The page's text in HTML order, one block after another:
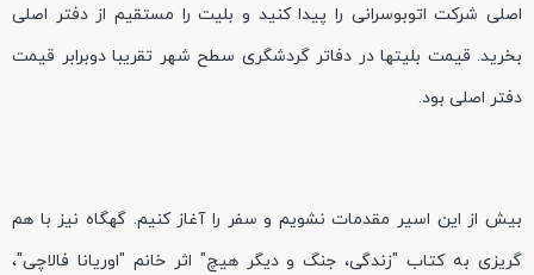
اصلی شرکت اتوبوسرانی را پیدا کنید و بلیت را مستقیم از دفتر اصلی
بخرید. قیمت بلیتها در دفاتر گردشگری سطح شهر تقریبا دوبرابر قیمت
دفتر اصلی بود.
بیش از این اسیر مقدمات نشویم و سفر را آغاز کنیم. گهگاه نیز با هم
گریزی به کتاب "زندگی، جنگ و دیگر هیچ" اثر خانم "اوریانا فالاچی"،